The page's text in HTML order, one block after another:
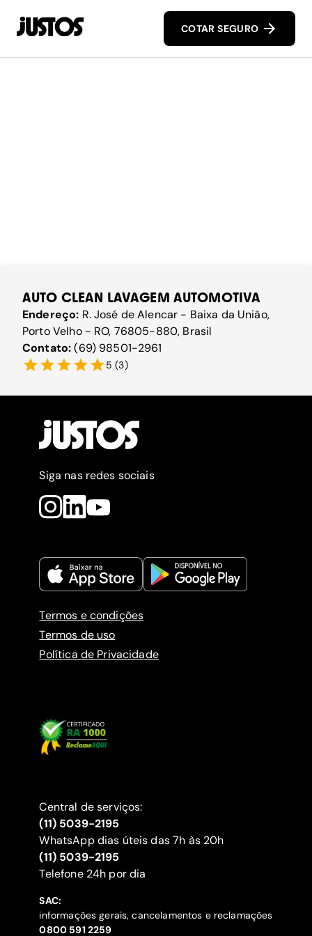
COTAR SEGURO
AUTO CLEAN LAVAGEM AUTOMOTIVA
Endereço: R. José de Alencar - Baixa da União,
Porto Velho - RO, 76805-880, Brasil
Contato:(69) 98501-2961
5 (3)
Siga nas redes sociais
Termos e condições
Termos de uso
Política de Privacidade
Central de serviços:
(11) 5039-2195
WhatsApp dias úteis das 7h às 20h
(11) 5039-2195
‍Telefone 24h por dia
SAC:
informações gerais, cancelamentos e reclamações
‍0800 591 2259